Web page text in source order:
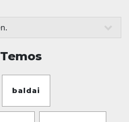
Temos
baldai